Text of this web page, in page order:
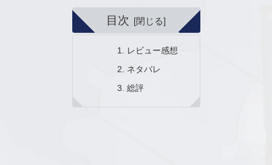
目次
レビュー感想
ネタバレ
総評